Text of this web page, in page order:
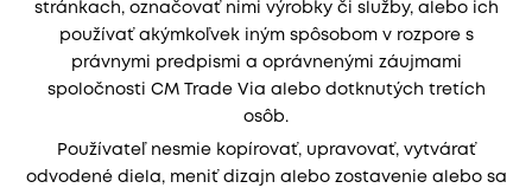
stránkach, označovať nimi výrobky či služby, alebo ich
používať akýmkoľvek iným spôsobom v rozpore s
právnymi predpismi a oprávnenými záujmami
spoločnosti CM Trade Via alebo dotknutých tretích
osôb.
Používateľ nesmie kopírovať, upravovať, vytvárať
odvodené diela, meniť dizajn alebo zostavenie alebo sa